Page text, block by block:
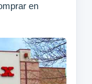
en